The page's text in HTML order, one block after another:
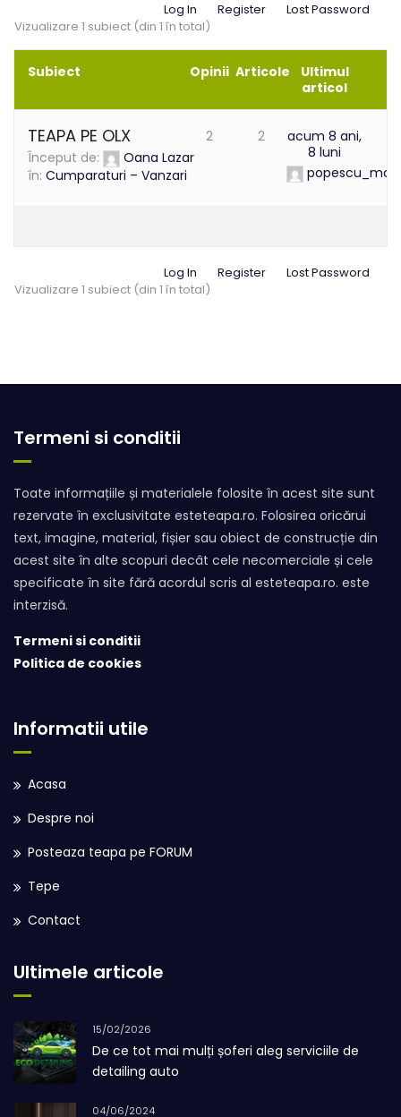
Log In Register
Lost Password
Vizualizare 1 subiect (din 1 în total)
Subiect Opinii Articole
Ultimul
articol
TEAPA PE OLX
Început de:
Oana Lazar
în: Cumparaturi – Vanzari
2 2
acum 8 ani,
8 luni
Log In Register
Lost Password
Vizualizare 1 subiect (din 1 în total)
Termeni si conditii
Toate informațiile și materialele folosite în acest site sunt
rezervate în exclusivitate esteteapa.ro. Folosirea oricărui
text, imagine, material, fișier sau obiect de construcție din
acest site în alte scopuri decât cele necomerciale și cele
specificate în site fără acordul scris al esteteapa.ro. este
interzisă.
Termeni si conditii
Politica de cookies
Informatii utile
Acasa
Despre noi
Posteaza teapa pe FORUM
Tepe
Contact
Ultimele articole
15/02/2026
De ce tot mai mulți șoferi aleg serviciile de
detailing auto
04/06/2024